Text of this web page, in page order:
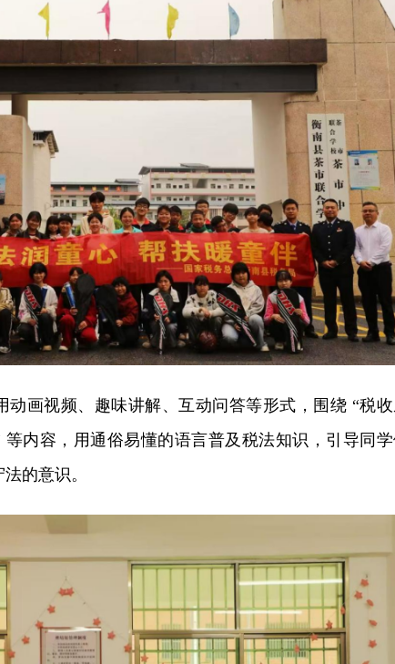
动画视频、趣味讲解、互动问答等形式，围绕 “税
等内容，用通俗易懂的语言普及税法知识，引导同
的意识。